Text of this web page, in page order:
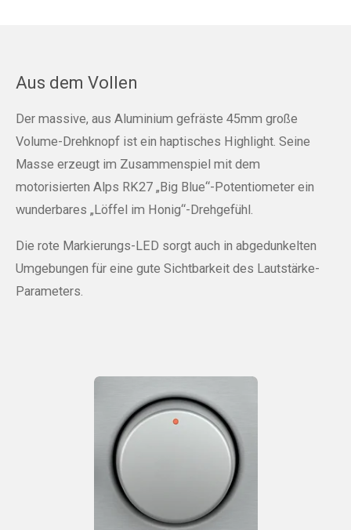
Aus dem Vollen
Der massive, aus Aluminium gefräste 45mm große
Volume-Drehknopf ist ein haptisches Highlight. Seine
Masse erzeugt im Zusammenspiel mit dem
motorisierten Alps RK27 „Big Blue“-Potentiometer ein
wunderbares „Löffel im Honig“-Drehgefühl.
Die rote Markierungs-LED sorgt auch in abgedunkelten
Umgebungen für eine gute Sichtbarkeit des Lautstärke-
Parameters.